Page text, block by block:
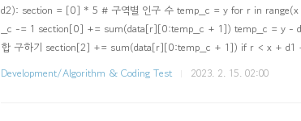
d2): section = [0] * 5 # 구역별 인구 수 temp_c = y for r in
_c -= 1 section[0] += sum(data[r][0:temp_c + 1]) temp_c = y -
합 구하기 section[2] += sum(data[r][0:temp_c + 1]) if r < x +
Development/Algorithm & Coding Test
2023. 2. 15. 02:00